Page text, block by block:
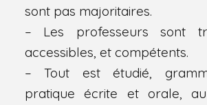
sont pas majoritaires.
– Les professeurs sont
accessibles, et compétents.
– Tout est étudié,
pratique écrite et orale,